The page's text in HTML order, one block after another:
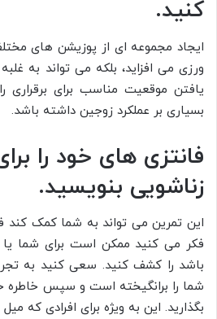
کنید.
ایجاد مجموعه ای از پوزیشن های
ورزی می افزاید، بلکه می تواند به
یافتن موقعیت مناسب برای برقراری
بسیاری بر عملکرد زوجین داشته باشد.
فانتزی های خود را
زناشویی بنویسید.
این تمرین می تواند به شما کمک کند
فکر می کنید ممکن است برای شما
باشد را کشف کنید. سعی کنید به
شما را برانگیخته است و سپس خاطره
بگذارید. این به ویژه برای افرادی که